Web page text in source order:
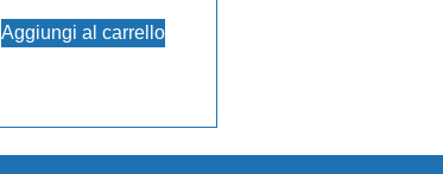
Aggiungi al carrello